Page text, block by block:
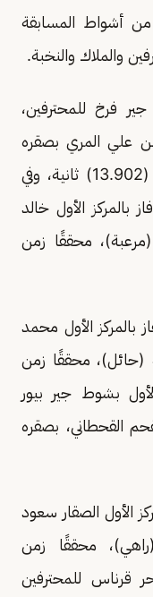
من أشواط المسابقة
فرخ للمحترفين،
علي المري بصقره
(نجاح)، قاطعًا مسافة الملواح بزمن (13.902) ثانية، وفي
الأول خالد
محققًا زمن
بالمركز الأول محمد
(حائل)، محققًا زمن
الأول بشوط جير بيور
القحطاني، بصقره
الأول الصقار سعود
محققًا زمن
حر قرناس للمحترفين